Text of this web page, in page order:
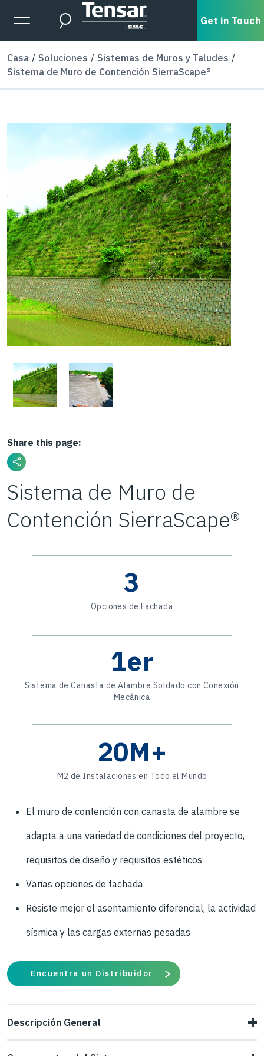
Skip to main content
Expanded Menu Toggle
Search Get in Touch
Casa Soluciones
Sistemas de Muros y Taludes
Sistema de Muro de Contención SierraScape®
Share this page:
Sistema de Muro de
Contención SierraScape®
3
Opciones de Fachada
1er
Sistema de Canasta de Alambre Soldado con Conexión
Mecánica
20M+
M2 de Instalaciones en Todo el Mundo
El muro de contención con canasta de alambre se
adapta a una variedad de condiciones del proyecto,
requisitos de diseño y requisitos estéticos
Varias opciones de fachada
Resiste mejor el asentamiento diferencial, la actividad
sísmica y las cargas externas pesadas
Encuentra un Distribuidor
Descripción General